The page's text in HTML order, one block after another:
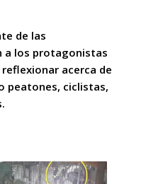
de las
a los protagonistas
acerca de
peatones, ciclistas,